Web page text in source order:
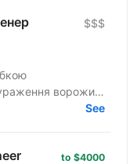
$$$
ворожих
- від ідеїSee
to $4000